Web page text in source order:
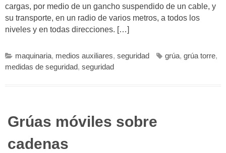
cargas, por medio de un gancho suspendido de un cable, y
su transporte, en un radio de varios metros, a todos los
niveles y en todas direcciones. […]
maquinaria, medios auxiliares, seguridad grúa, grúa torre,
medidas de seguridad, seguridad
Grúas móviles sobre
cadenas